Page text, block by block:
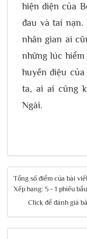
hiện diện của
đau và tai nạn.
nhân gian ai
những lúc
huyền diệu
ta, ai ai cũng
Ngài.
Tổng số điểm của bài
Xếp hạng: 5 - 1 phiếu bầu
Click để đánh giá